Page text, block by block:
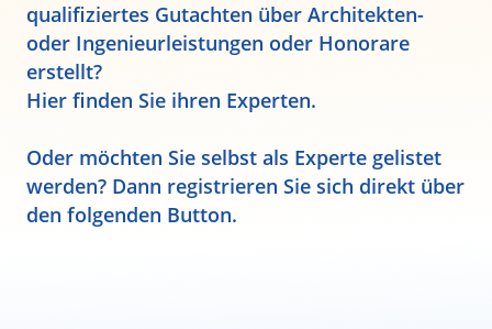
qualifiziertes Gutachten über Architekten-
oder Ingenieurleistungen oder Honorare
erstellt?
Hier finden Sie ihren Experten.
Oder möchten Sie selbst als Experte gelistet
werden? Dann registrieren Sie sich direkt über
den folgenden Button.